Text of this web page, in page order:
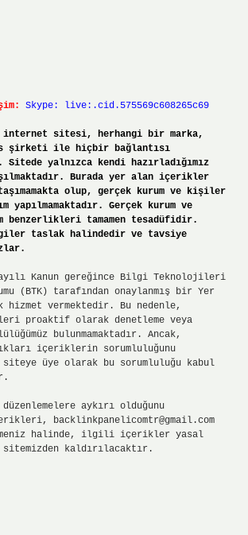
Skype: live:.cid.575569c608265c69
internet sitesi, herhangi bir marka,
şirketi ile hiçbir bağlantısı
Sitede yalnızca kendi hazırladığımız
Burada yer alan içerikler
olup, gerçek kurum ve kişiler
yapılmamaktadır. Gerçek kurum ve
tamamen tesadüfidir.
taslak halindedir ve tavsiye
Kanun gereğince Bilgi Teknolojileri
(BTK) tarafından onaylanmış bir Yer
hizmet vermektedir. Bu nedenle,
proaktif olarak denetleme veya
bulunmamaktadır. Ancak,
içeriklerin sorumluluğunu
siteye üye olarak bu sorumluluğu kabul
aykırı olduğunu
backlinkpanelicomtr@gmail.com
halinde, ilgili içerikler yasal
kaldırılacaktır.